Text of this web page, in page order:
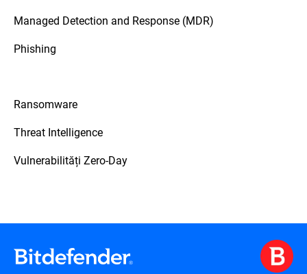
Managed Detection and Response (MDR)
Phishing
Ransomware
Threat Intelligence
Vulnerabilități Zero-Day